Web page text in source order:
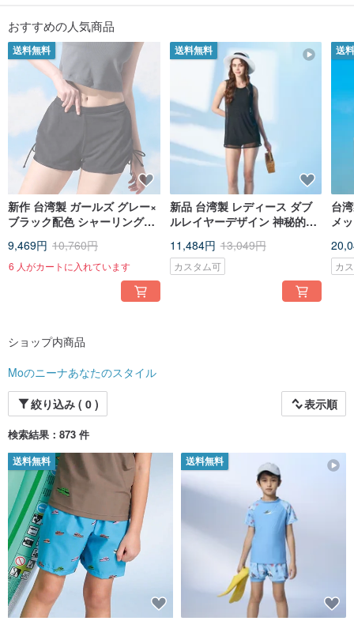
人間工学「水着」は、東洋の人間工学バージョンに準拠するように開発および
設計されています
究極のフィット感伸縮性と弾力性の高い素材を使用し、フィット感を高めてい
ます。
抵抗を減らす生地の表面にある溝のデザインを使用して、溝の滑り面に沿って
水を流し、水の抵抗を減らします
強力な撥水性強化された撥水デザイン水着の水はレース中に水玉のように転が
り、軽快感を実現します
MONINAは創業以来、主にB2B、B2Cモードで運営され、企業理念として「品
質第一」を追求してきました。特に台湾では、水着のデザイン、製造、包装、
販売の一貫した運営が最高の品質保証です。2010年、国内初の耐熱・耐塩素
SPA水着、新素材、消費者への「3ヶ月」保証が失われることはなく、輸入生地
を多用し、スタイルもさらにカラフルに。 「製品のトレンド、消費者の長期的
これまで、スポーツやヘルスケア製品の新しいコンセプトの開発を積極的に主
導し、オンラインマーケティングやその他の販売方法と組み合わせて推進して
きました。産業構造の変革期には、経済省に積極的に参加してきました。アフ
ェアーズスマイルMIT製品デパートツアー世界見本市。近年、百貨店チャネルに
おすすめの人気商品
送料無料
新作 台湾製 ガールズ グレー×
ブラック配色 シャーリングシ
インモデル
9,469円 10,760円
6 人がカートに入れています
送料無料
新品 台湾製 レディース ダブ
ルレイヤーデザイン 神秘的な
ンツ型 水着 黒
11,484円 13,049円
カスタム可
送
台
メ
け
カ
ショップ内商品
Moのニーナあなたのスタイル
絞り込み ( 0 )
表示順
検索結果：873 件
送料無料 送料無料